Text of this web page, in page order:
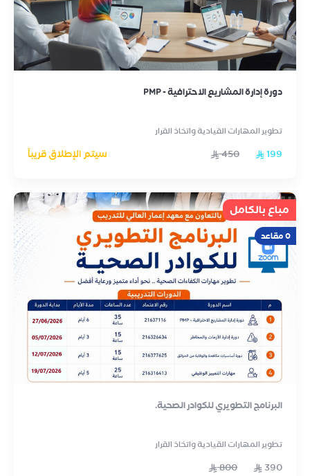
دورة إدارة المشاريع الاحترافية - PMP
تطوير المهارات القيادية واتخاذ القرار
199
450 سيتم الإطلاق قريباً
مباع بالكامل
0 مقاعد
البرنامج التطويري للكوادر الصحية.
تطوير المهارات القيادية واتخاذ القرار
390
800